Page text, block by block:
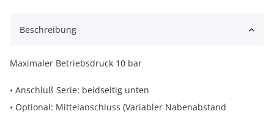
Beschreibung
Maximaler Betriebsdruck 10 bar
• Anschluß Serie: beidseitig unten
• Optional: Mittelanschluss (Variabler Nabenabstand